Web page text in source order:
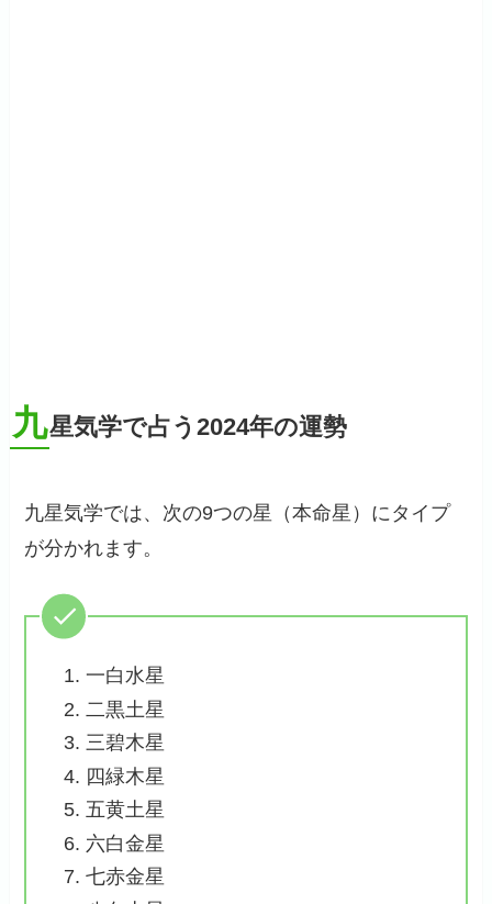
九星気学で占う2024年の運勢
九星気学では、次の9つの星（本命星）にタイプ
が分かれます。
一白水星
二黒土星
三碧木星
四緑木星
五黄土星
六白金星
七赤金星